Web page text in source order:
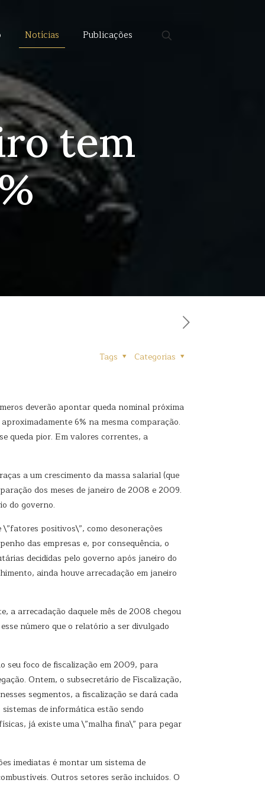
Notícias Publicações
tem
Categorias
Tags
deverão apontar queda nominal próxima
6% na mesma comparação.
queda pior. Em valores correntes, a
a um crescimento da massa salarial (que
dos meses de janeiro de 2008 e 2009.
do governo.
positivos\”, como desonerações
das empresas e, por consequência, o
decididas pelo governo após janeiro do
ainda houve arrecadação em janeiro
a arrecadação daquele mês de 2008 chegou
número que o relatório a ser divulgado
seu foco de fiscalização em 2009, para
Ontem, o subsecretário de Fiscalização,
segmentos, a fiscalização se dará cada
de informática estão sendo
já existe uma \”malha fina\” para pegar
imediatas é montar um sistema de
Outros setores serão incluídos. O